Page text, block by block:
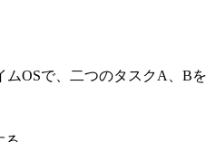
OSで、二つのタスクA、B